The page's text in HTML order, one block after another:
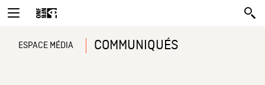
ESPACE MÉDIA COMMUNIQUÉS